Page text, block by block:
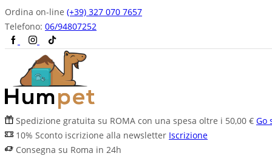
Ordina on-line (+39) 327 070 7657
Telefono: 06/94807252
Spedizione gratuita su ROMA con una spesa oltre i 50,00 € Go
10% Sconto iscrizione alla newsletter Iscrizione
Consegna su Roma in 24h